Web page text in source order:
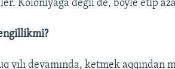
Koloniyağa degil de, böyle etip
yılı devamında, ketmek aqqından